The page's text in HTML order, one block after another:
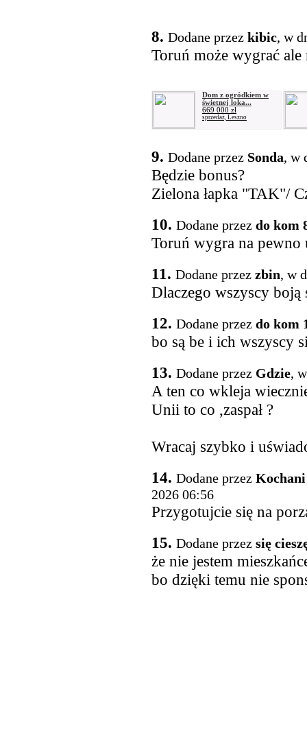
8. Dodane przez kibic, w
Toruń może wygrać ale
Dom z ogródkiem w
świetnej loka...
669 000 zł
sprzedaż, Leszno
9. Dodane przez Sonda, w
Będzie bonus?
Zielona łapka "TAK"/
10. Dodane przez do kom
Toruń wygra na
11. Dodane przez zbin, w
Dlaczego wszyscy boją
12. Dodane przez do kom
bo są be i ich wszyscy
13. Dodane przez Gdzie,
A ten co wkleja
Unii to co ,zaspał ?
Wracaj szybko i
14. Dodane przez
2026 06:56
Przygotujcie się na
15. Dodane przez się
że nie jestem
bo dzięki temu nie